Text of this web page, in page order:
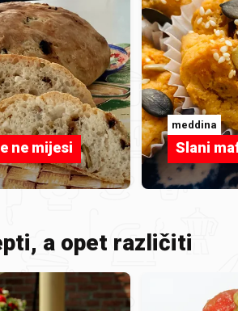
ne mijesi
meddina
Slani
a opet različiti